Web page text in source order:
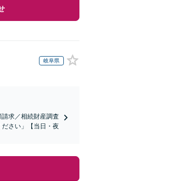
岐阜県
求／相続財産調査
さい」【当日・夜